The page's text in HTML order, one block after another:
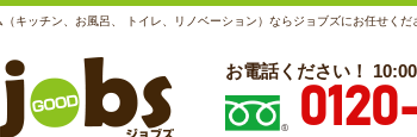
キッチン、お風呂、 トイレ、リノベーション）ならジョブズにお任せくだ
お電話ください！